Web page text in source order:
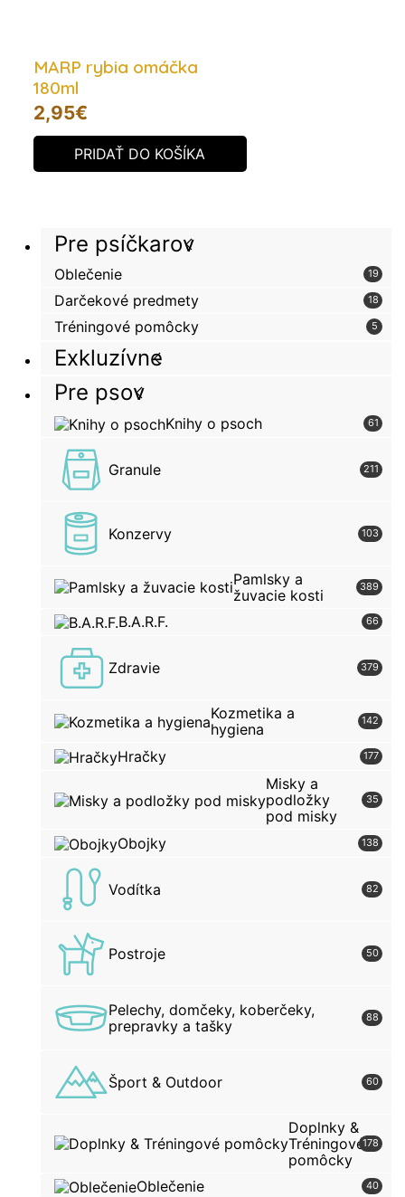
MARP rybia omáčka
180ml
2,95€
PRIDAŤ DO KOŠÍKA
Pre psíčkarov
Oblečenie 19
Darčekové predmety 18
Tréningové pomôcky 5
Exkluzívne
Pre psov
Knihy o psoch 61
Granule 211
Konzervy 103
Pamlsky a
žuvacie kosti
389
B.A.R.F. 66
Zdravie 379
Kozmetika a
hygiena
142
Hračky 177
Misky a
podložky
pod misky
35
Obojky 138
Vodítka 82
Postroje 50
Pelechy, domčeky, koberčeky,
prepravky a tašky
88
Šport & Outdoor 60
Doplnky &
Tréningové
pomôcky
178
Oblečenie 40